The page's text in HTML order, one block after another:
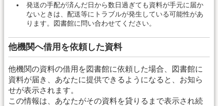
発送の手配が済んだ日から数日過ぎても資料が手元に届か
ないときは、配送等にトラブルが発生している可能性があ
ります。図書館に問い合わせてください。
他機関へ借用を依頼した資料
他機関の資料の借用を図書館に依頼した場合、図書館に
資料が届き、あなたに提供できるようになると、お知ら
せが表示されます。
この情報は、あなたがその資料を貸りるまで表示され続